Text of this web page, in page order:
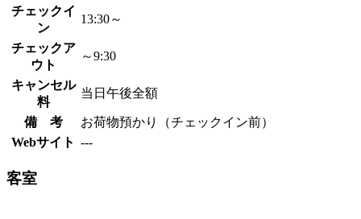
チェックイ
ン
13:30～
チェックア
ウト
～9:30
キャンセル
料
当日午後全額
備 考
お荷物預かり（チェックイン前）
Webサイト ---
客室